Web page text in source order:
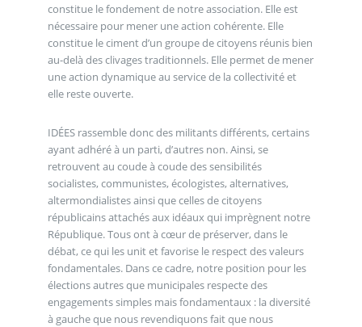
constitue le fondement de notre association. Elle est
nécessaire pour mener une action cohérente. Elle
constitue le ciment d’un groupe de citoyens réunis bien
au-delà des clivages traditionnels. Elle permet de mener
une action dynamique au service de la collectivité et
elle reste ouverte.
IDÉES rassemble donc des militants différents, certains
ayant adhéré à un parti, d’autres non. Ainsi, se
retrouvent au coude à coude des sensibilités
socialistes, communistes, écologistes, alternatives,
altermondialistes ainsi que celles de citoyens
républicains attachés aux idéaux qui imprègnent notre
République. Tous ont à cœur de préserver, dans le
débat, ce qui les unit et favorise le respect des valeurs
fondamentales. Dans ce cadre, notre position pour les
élections autres que municipales respecte des
engagements simples mais fondamentaux : la diversité
à gauche que nous revendiquons fait que nous